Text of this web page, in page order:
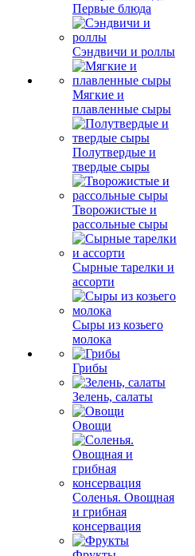
Первые блюда
Сэндвичи и роллы
Мягкие и
плавленные сыры
Полутвердые и
твердые сыры
Творожистые и
рассольные сыры
Сырные тарелки и
ассорти
Сыры из козьего
молока
Грибы
Зелень, салаты
Овощи
Соленья. Овощная
и грибная
консервация